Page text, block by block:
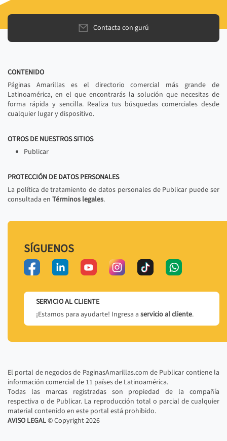
Contacta con gurú
CONTENIDO
Páginas Amarillas es el directorio comercial más grande de
Latinoamérica, en el que encontrarás la solución que necesitas de
forma rápida y sencilla. Realiza tus búsquedas comerciales desde
cualquier lugar y dispositivo.
OTROS DE NUESTROS SITIOS
Publicar
PROTECCIÓN DE DATOS PERSONALES
La política de tratamiento de datos personales de Publicar puede ser
consultada en Términos legales.
SÍGUENOS
SERVICIO AL CLIENTE
¡Estamos para ayudarte! Ingresa a servicio al cliente.
El portal de negocios de PaginasAmarillas.com de Publicar contiene la
información comercial de 11 países de Latinoamérica.
Todas las marcas registradas son propiedad de la compañía
respectiva o de Publicar. La reproducción total o parcial de cualquier
material contenido en este portal está prohibido.
AVISO LEGAL© Copyright2026